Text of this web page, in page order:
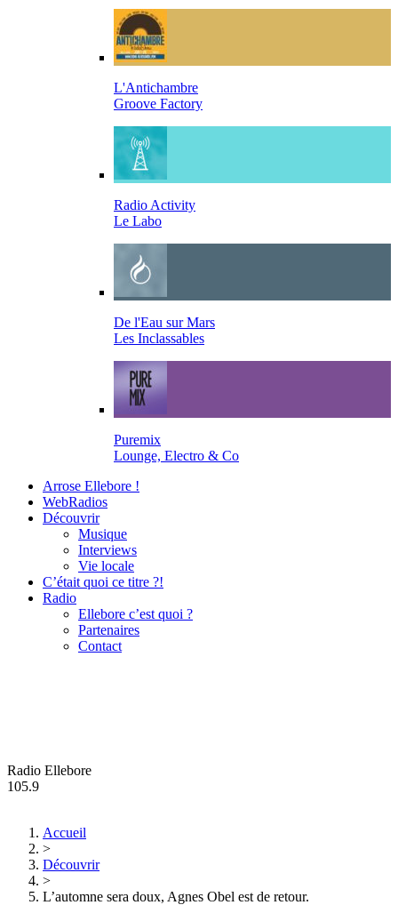
L'Antichambre
Groove Factory
Radio Activity
Le Labo
De l'Eau sur Mars
Les Inclassables
Puremix
Lounge, Electro & Co
Arrose Ellebore !
WebRadios
Découvrir
Musique
Interviews
Vie locale
C’était quoi ce titre ?!
Radio
Ellebore c’est quoi ?
Partenaires
Contact
Radio Ellebore
105.9
Accueil
>
Découvrir
>
L’automne sera doux, Agnes Obel est de retour.